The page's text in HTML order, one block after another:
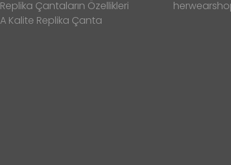
Replika Çantaların Özellikleri
A Kalite Replika Çanta